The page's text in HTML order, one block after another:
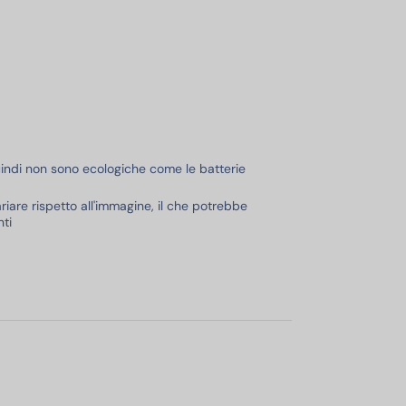
non sono ecologiche come le batterie
rispetto all'immagine, il che potrebbe